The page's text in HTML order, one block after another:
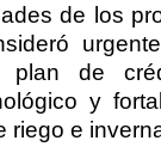
de los
plan de
y
riego e